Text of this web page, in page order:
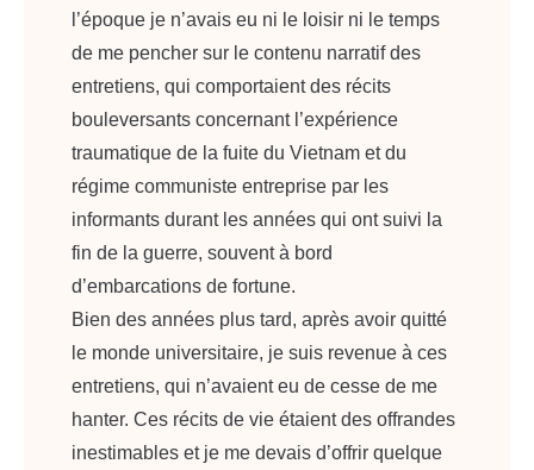
l’époque je n’avais eu ni le loisir ni le temps
de me pencher sur le contenu narratif des
entretiens, qui comportaient des récits
bouleversants concernant l’expérience
traumatique de la fuite du Vietnam et du
régime communiste entreprise par les
informants durant les années qui ont suivi la
fin de la guerre, souvent à bord
d’embarcations de fortune.
Bien des années plus tard, après avoir quitté
le monde universitaire, je suis revenue à ces
entretiens, qui n’avaient eu de cesse de me
hanter. Ces récits de vie étaient des offrandes
inestimables et je me devais d’offrir quelque